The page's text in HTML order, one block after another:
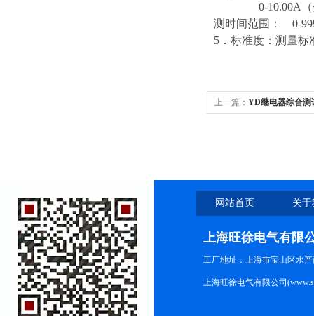
0-10.00A（分
测时间范围： 0-
5．标准度：测量标
上一篇： YD继电器综合测
网站首页 关
上海旺徐电气有限
工厂地址：上海市宝山区水产
上海旺徐电气有限公司